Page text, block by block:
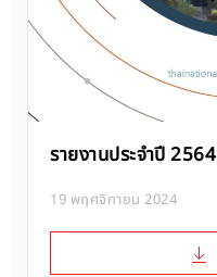
รายงานประจำปี 2564
19 พฤศจิกายน 2024